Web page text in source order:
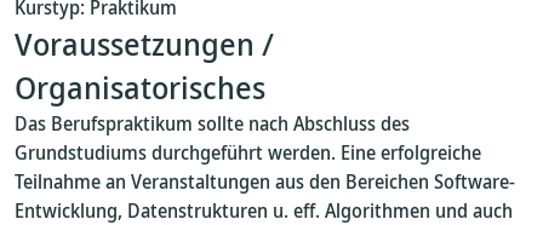
Kurstyp: Praktikum
Voraussetzungen /
Organisatorisches
Das Berufspraktikum sollte nach Abschluss des
Grundstudiums durchgeführt werden. Eine erfolgreiche
Teilnahme an Veranstaltungen aus den Bereichen Software-
Entwicklung, Datenstrukturen u. eff. Algorithmen und auch